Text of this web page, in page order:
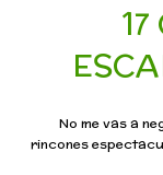
No me vas a
rincones